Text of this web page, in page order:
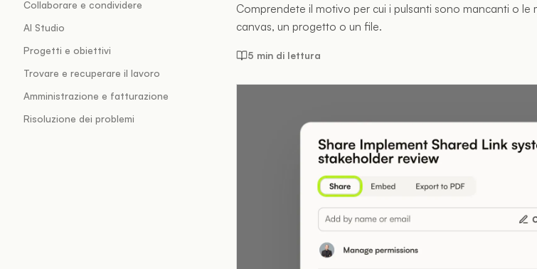
Collaborare e condividere
AI Studio
Progetti e obiettivi
Trovare e recuperare il lavoro
Amministrazione e fatturazione
Risoluzione dei problemi
Comprendete il motivo per cui i pulsanti sono mancanti o le
canvas, un progetto o un file.
5 min di lettura